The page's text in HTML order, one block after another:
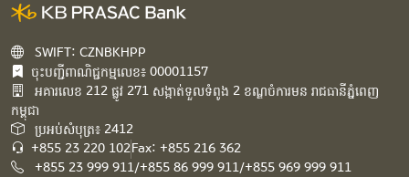
SWIFT: CZNBKHPP
ចុះបញ្ជីពាណិជ្ជកម្មលេខ៖ 00001157
អគារ​លេខ​ 212 ផ្លូវ 271 សង្កាត់ទួលទំពូង 2 ខណ្ឌចំការមន រាជធានីភ្នំពេញ
កម្ពុជា​
ប្រអប់សំបុត្រ៖ 2412
+855 23 220 102Fax: +855 216 362
+855 23 999 911/+855 86 999 911/+855 969 999 911